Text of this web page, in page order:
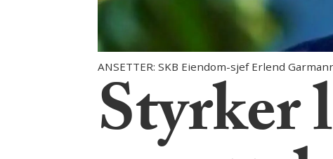
ANSETTER: SKB Eiendom-sjef Erlend
Styrker